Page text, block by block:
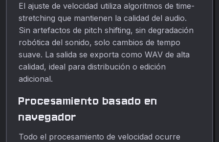
El ajuste de velocidad utiliza algoritmos de time-
stretching que mantienen la calidad del audio.
Sin artefactos de pitch shifting, sin degradación
robótica del sonido, solo cambios de tempo
suave. La salida se exporta como WAV de alta
calidad, ideal para distribución o edición
adicional.
Procesamiento basado en
navegador
Todo el procesamiento de velocidad ocurre